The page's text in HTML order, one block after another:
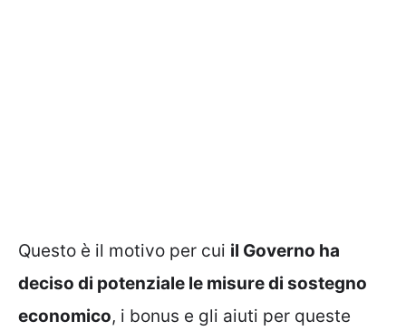
Questo è il motivo per cui il Governo ha
deciso di potenziale le misure di sostegno
economico, i bonus e gli aiuti per queste